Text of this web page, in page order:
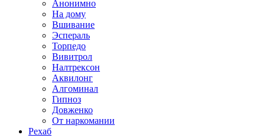
Анонимно
На дому
Вшивание
Эспераль
Торпедо
Вивитрол
Налтрексон
Аквилонг
Алгоминал
Гипноз
Довженко
От наркомании
Рехаб